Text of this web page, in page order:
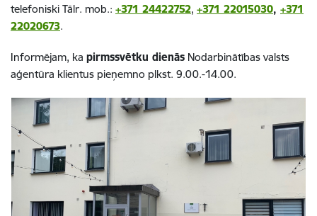
telefoniski Tālr. mob.: +371 24422752, +371 22015030, +371
22020673.
Informējam, ka pirmssvētku dienās Nodarbinātības valsts
aģentūra klientus pieņemno plkst. 9.00.-14.00.